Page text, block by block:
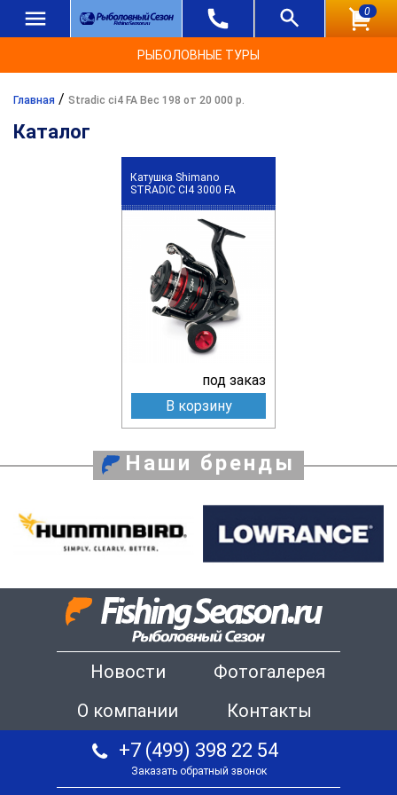
0
РЫБОЛОВНЫЕ ТУРЫ
Главная / Stradic ci4 FA Вес 198 от 20 000 р.
Каталог
Катушка Shimano
STRADIC CI4 3000 FA
под заказ
В корзину
Наши бренды
Новости
Фотогалерея
О компании
Контакты
+7 (499) 398 22 54
Заказать обратный звонок